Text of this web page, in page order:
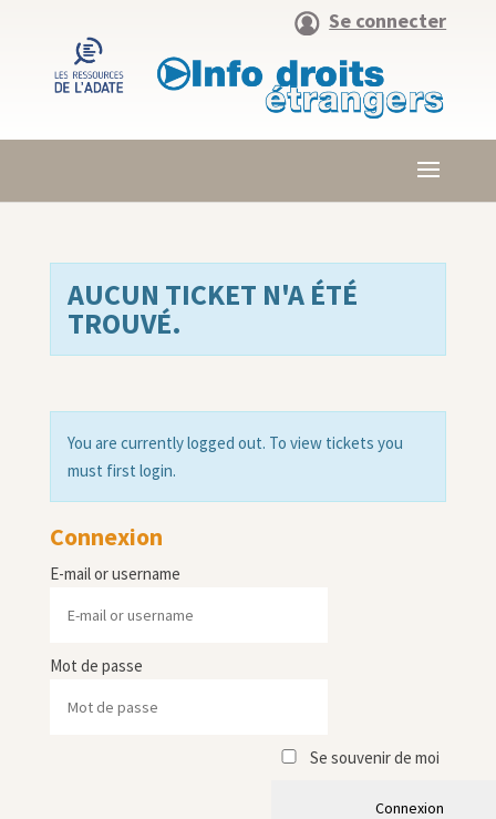
Se connecter
AUCUN TICKET N'A ÉTÉ
TROUVÉ.
You are currently logged out. To view tickets you
must first login.
Connexion
E-mail or username
Mot de passe
Se souvenir de moi
Connexion